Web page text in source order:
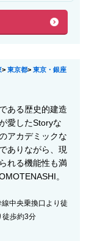
> 東京都> 東京・銀座
ある歴史的建造
愛したStoryな
アカデミックな
ありながら、現
れる機能性も満
。
中央乗換口より徒
徒歩約3分